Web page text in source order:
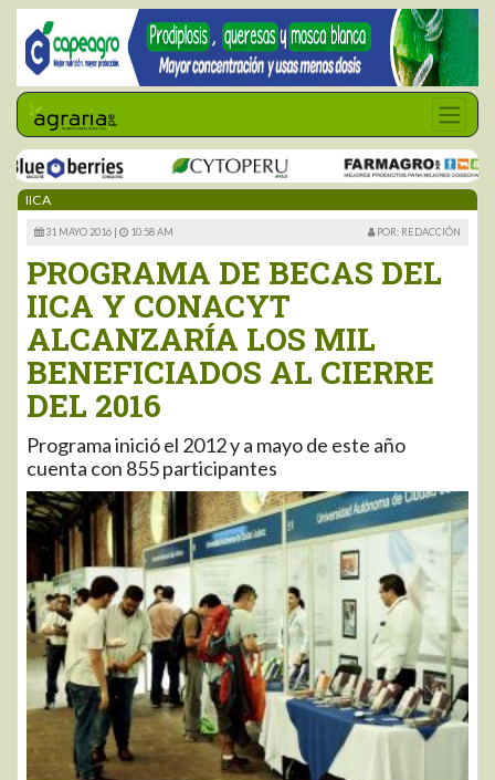
IICA
31 MAYO 2016 | 10:58 AM POR: REDACCIÓN
PROGRAMA DE BECAS DEL
IICA Y CONACYT
ALCANZARÍA LOS MIL
BENEFICIADOS AL CIERRE
DEL 2016
Programa inició el 2012 y a mayo de este año
cuenta con 855 participantes